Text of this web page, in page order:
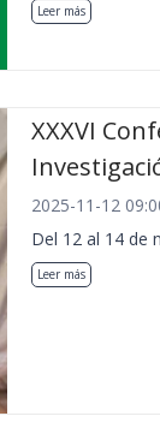
Leer más
XXXVI
2025-11-12
Del 12 al 14 de
Leer más